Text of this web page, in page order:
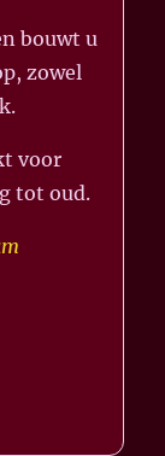
bouwt u
zowel
voor
tot oud.